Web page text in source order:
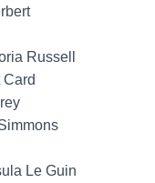
Russell
Card
Le Guin